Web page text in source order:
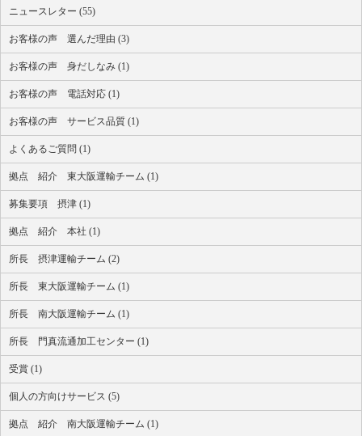
ニュースレター (55)
お客様の声 選んだ理由 (3)
お客様の声 身だしなみ (1)
お客様の声 電話対応 (1)
お客様の声 サービス品質 (1)
よくあるご質問 (1)
拠点 紹介 東大阪運輸チーム (1)
募集要項 摂津 (1)
拠点 紹介 本社 (1)
所長 摂津運輸チーム (2)
所長 東大阪運輸チーム (1)
所長 南大阪運輸チーム (1)
所長 門真流通加工センター (1)
受賞 (1)
個人の方向けサービス (5)
拠点 紹介 南大阪運輸チーム (1)